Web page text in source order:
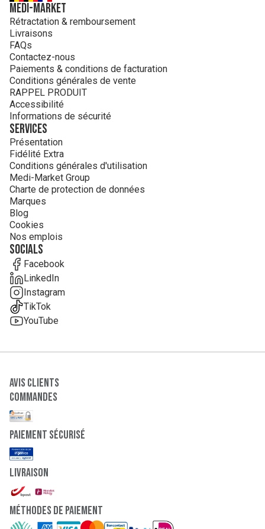
MEDI-MARKET
Rétractation & remboursement
Livraisons
FAQs
Contactez-nous
Paiements & conditions de facturation
Conditions générales de vente
RAPPEL PRODUIT
Accessibilité
Informations de sécurité
Services
Présentation
Fidélité Extra
Conditions générales d'utilisation
Medi-Market Group
Charte de protection de données
Marques
Blog
Cookies
Nos emplois
Socials
Facebook
LinkedIn
Instagram
TikTok
YouTube
Avis clients
Commandes
paiement sécurisé
Livraison
Méthodes de paiement